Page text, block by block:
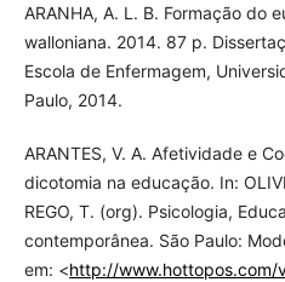
ARANHA, A. L. B. Formação do
walloniana. 2014. 87 p.
Escola de Enfermagem,
Paulo, 2014.
ARANTES, V. A. Afetividade e
dicotomia na educação. In:
REGO, T. (org). Psicologia,
contemporânea. São Paulo:
em: <http://www.hottopos.com/